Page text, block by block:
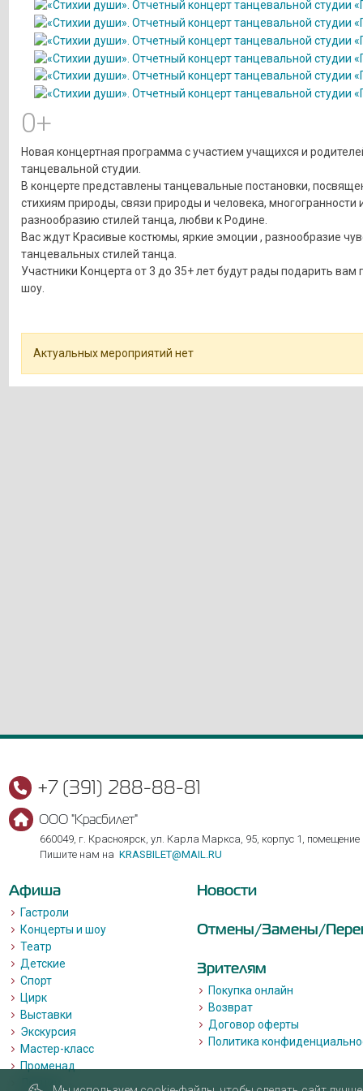
0+
Новая концертная программа с участием учащихся и
танцевальной студии.
В концерте представлены танцевальные постановки,
стихиям природы, связи природы и человека, многогранности
разнообразию стилей танца, любви к Родине.
Вас ждут Красивые костюмы, яркие эмоции , разнообразие
танцевальных стилей танца.
Участники Концерта от 3 до 35+ лет будут рады подарить вам
шоу.
Актуальных мероприятий нет
+7 (391) 288-88-81
ООО "Красбилет"
660049, г. Красноярск, ул. Карла Маркса, 95, корпус 1, помещение
Пишите нам на KRASBILET@MAIL.RU
Афиша
Гастроли
Концерты и шоу
Театр
Детские
Спорт
Цирк
Выставки
Экскурсия
Мастер-класс
Променад
Лекции
Новости
Отмены/Замены/
Зрителям
Покупка онлайн
Возврат
Договор оферты
Политика